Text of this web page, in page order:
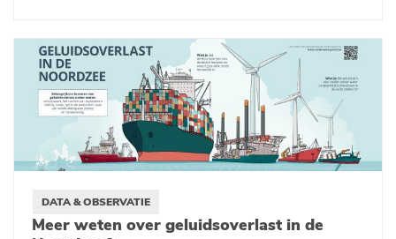
DATA & OBSERVATIE
Meer weten over geluidsoverlast in de